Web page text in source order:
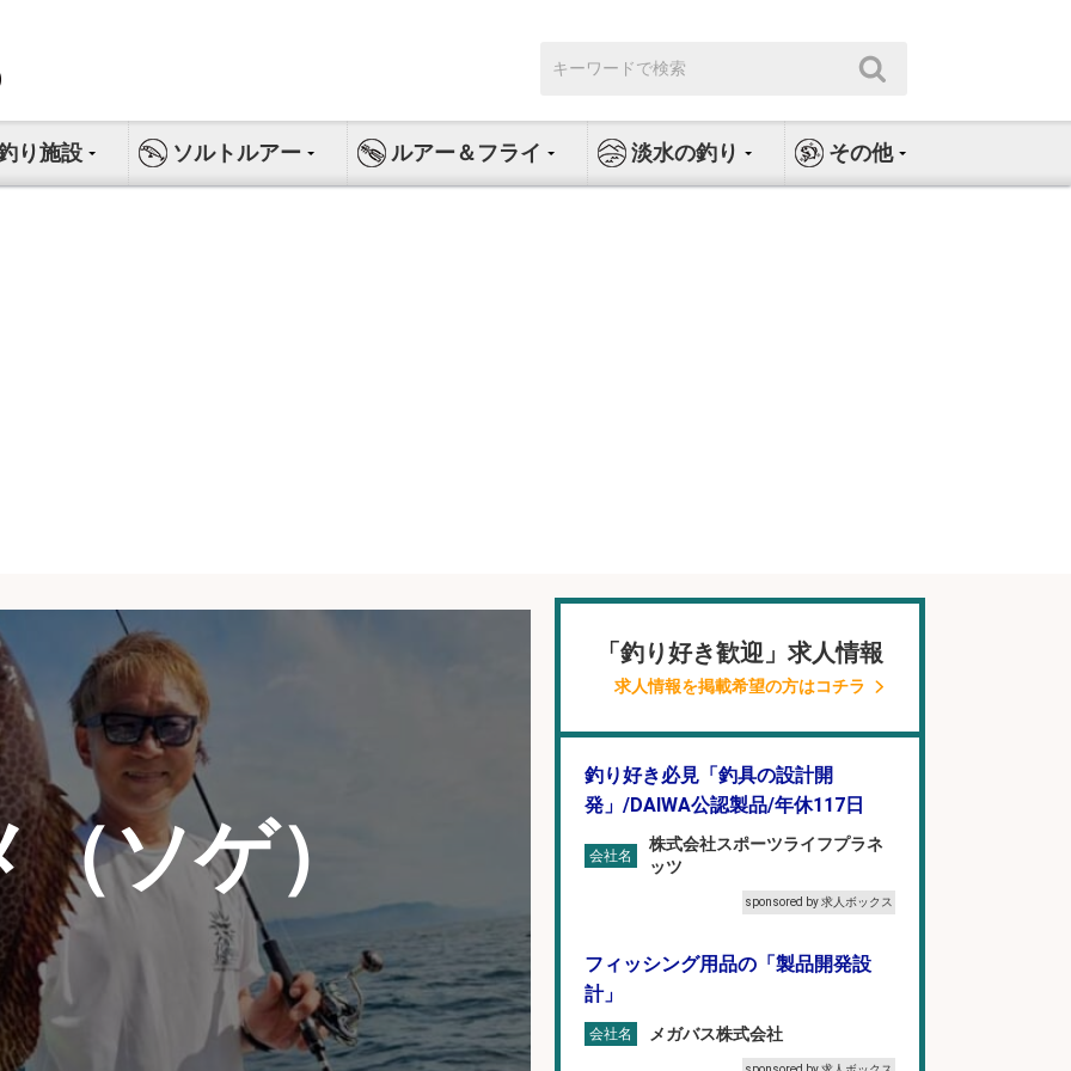
索:
り施設 ソルトルアー ルアー＆フライ 淡水の釣り その他
ソゲ）
「釣り好き歓迎」求人情報
求人情報を掲載希望の方はコチラ
釣り好き必見「釣具の設計開
発」/DAIWA公認製品/年休117日
会社名
株式会社スポーツライフプラネ
ッツ
sponsored by 求人ボックス
フィッシング用品の「製品開発設
計」
会社名 メガバス株式会社